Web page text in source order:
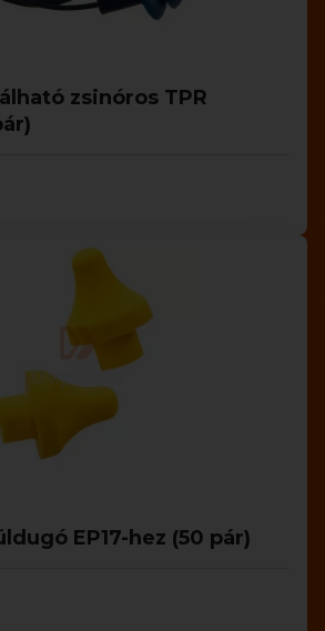
zsinóros TPR
EP17-hez (50 pár)